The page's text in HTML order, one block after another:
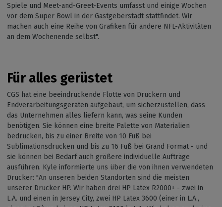
Spiele und Meet-and-Greet-Events umfasst und einige Wochen
vor dem Super Bowl in der Gastgeberstadt stattfindet. Wir
machen auch eine Reihe von Grafiken für andere NFL-Aktivitäten
an dem Wochenende selbst".
Für alles gerüstet
CGS hat eine beeindruckende Flotte von Druckern und
Endverarbeitungsgeräten aufgebaut, um sicherzustellen, dass
das Unternehmen alles liefern kann, was seine Kunden
benötigen. Sie können eine breite Palette von Materialien
bedrucken, bis zu einer Breite von 10 Fuß bei
Sublimationsdrucken und bis zu 16 Fuß bei Grand Format - und
sie können bei Bedarf auch größere individuelle Aufträge
ausführen. Kyle informierte uns über die von ihnen verwendeten
Drucker: "An unseren beiden Standorten sind die meisten
unserer Drucker HP. Wir haben drei HP Latex R2000+ - zwei in
L.A. und einen in Jersey City, zwei HP Latex 3600 (einer in L.A.,